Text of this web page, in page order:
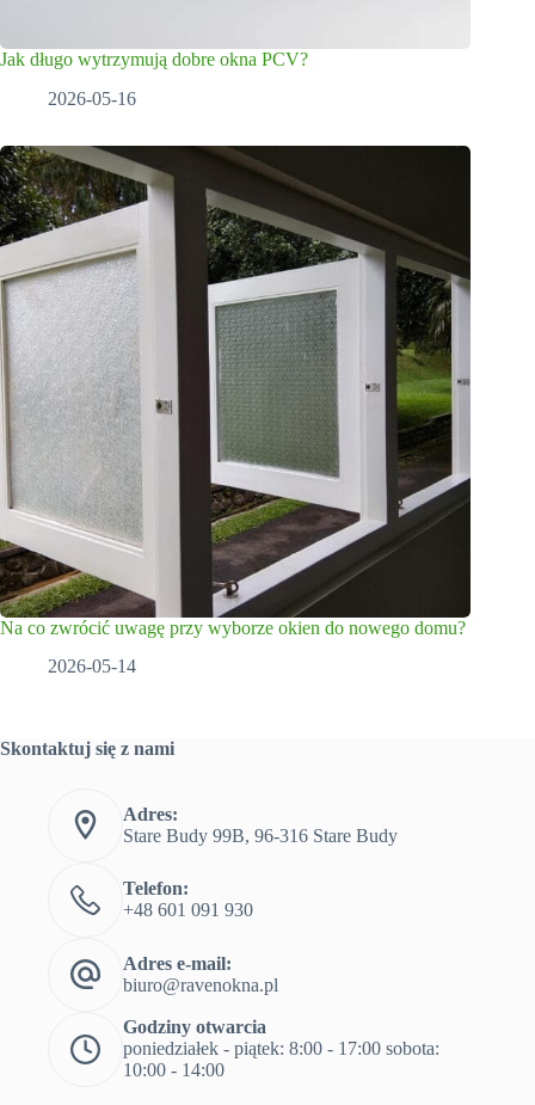
Jak długo wytrzymują dobre okna PCV?
2026-05-16
Na co zwrócić uwagę przy wyborze okien do nowego domu?
2026-05-14
Skontaktuj się z nami
Adres:
Stare Budy 99B, 96-316 Stare Budy
Telefon:
+48 601 091 930
Adres e-mail:
biuro@ravenokna.pl
Godziny otwarcia
poniedziałek - piątek: 8:00 - 17:00 sobota:
10:00 - 14:00